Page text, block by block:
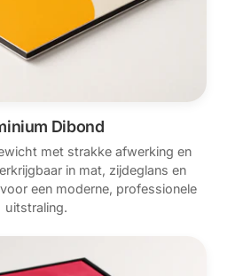
Dibond
met strakke afwerking en
in mat, zijdeglans en
een moderne, professionele
uitstraling.